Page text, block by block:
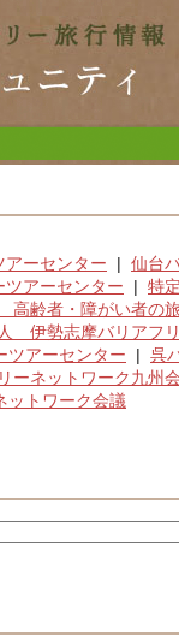
アーセンター | 仙台
アーセンター | 特
齢者・障がい者の
伊勢志摩バリアフ
ツアーセンター | 呉
ーネットワーク九州
トワーク会議